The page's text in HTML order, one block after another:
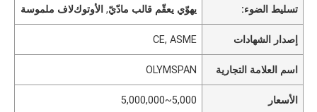
تسليط الضوء: يهوّي يعقّم قالب مادّيّ,اﻷوتوكﻻف ملموسة
إصدار الشهادات CE, ASME
اسم العلامة التجارية OLYMSPAN
الأسعار 5,000~5,000,000